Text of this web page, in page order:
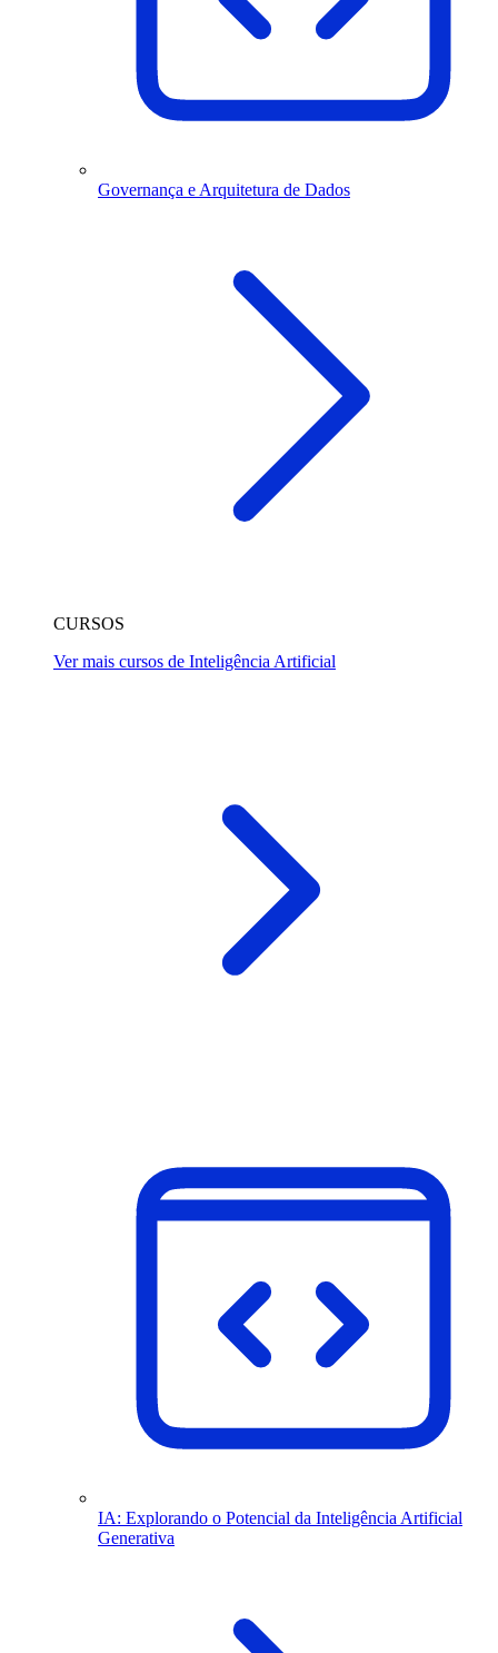
Governança e Arquitetura de Dados
CURSOS
Ver mais cursos de Inteligência Artificial
IA: Explorando o Potencial da Inteligência Artificial
Generativa